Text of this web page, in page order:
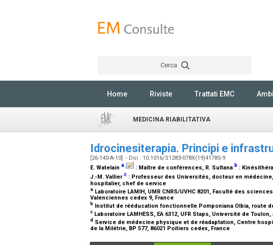
Cerca
Home Riviste Trattati EMC
MEDICINA RIABILITATIVA
Idrocinesiterapia. Principi e
[26-140-A-10] - Doi : 10.1016/S1283-078X(19)41785-9
E. Watelain a : Maître de conférences, R. Sultana b :
J.-M. Vallierc : Professeur des Universités, docteur en médecine
hospitalier, chef de service
a Laboratoire LAMIH, UMR CNRS/UVHC 8201, Faculté des
Valenciennes cedex 9, France
b Institut de rééducation fonctionnelle Pomponiana Olbia, route
c Laboratoire LAMHESS, EA 6312, UFR Staps, Université de
d Service de médecine physique et de réadaptation, Centre
de la Milétrie, BP 577, 86021 Poitiers cedex, France